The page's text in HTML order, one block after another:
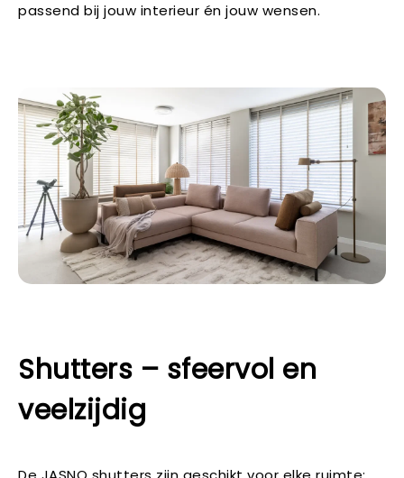
passend bij jouw interieur én jouw wensen.
Shutters – sfeervol en
veelzijdig